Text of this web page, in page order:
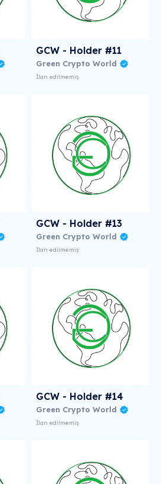
GCW - Holder #11
Green Crypto World
İlan edilmemiş
GCW - Holder #13
Green Crypto World
İlan edilmemiş
GCW - Holder #14
Green Crypto World
İlan edilmemiş